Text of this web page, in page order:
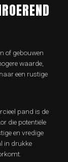
of gebouwen
waarde,
een rustige
pand is de
die potentiële
en vredige
in drukke